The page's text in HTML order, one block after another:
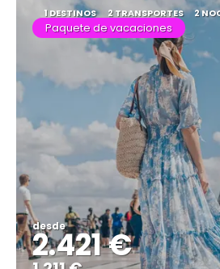
1 DESTINOS 2 TRANSPORTES 2
Paquete de vacaciones
desde
2.421 €